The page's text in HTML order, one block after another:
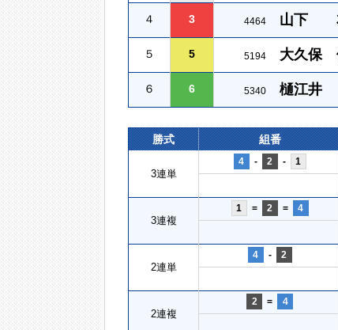
４ 3 4464 山下
５ 5 5194 大久保
６ 6 5340 樋江
勝式 組番
3連単
4 - 2 - 1
3連複
1 = 2 = 4
2連単
4 - 2
2連複
2 = 4